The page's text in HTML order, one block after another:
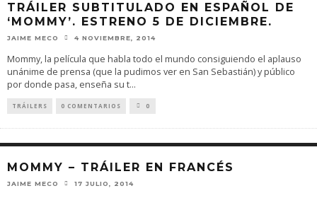
TRÁILER SUBTITULADO EN ESPAÑOL DE
‘MOMMY’. ESTRENO 5 DE DICIEMBRE.
JAIME MECO 4 NOVIEMBRE, 2014
Mommy, la película que habla todo el mundo consiguiendo el aplauso
unánime de prensa (que la pudimos ver en San Sebastián) y público
por donde pasa, enseña su t...
TRÁILERS 0 COMENTARIOS 0
MOMMY – TRÁILER EN FRANCÉS
JAIME MECO 17 JULIO, 2014